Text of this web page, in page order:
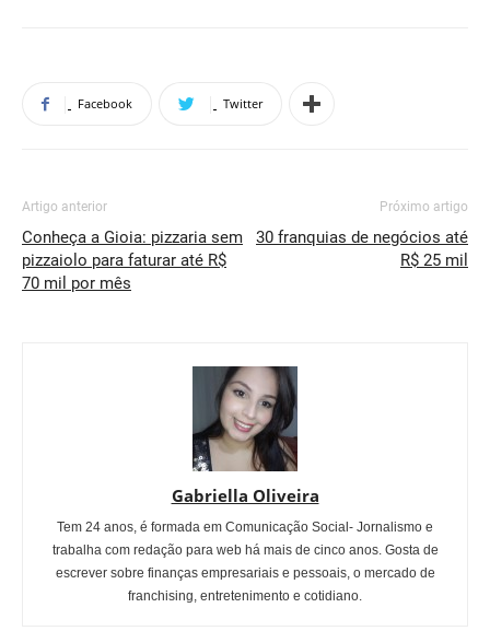
Facebook Twitter
Artigo anterior
Conheça a Gioia: pizzaria sem
pizzaiolo para faturar até R$
70 mil por mês
Próximo artigo
30 franquias de negócios até
R$ 25 mil
Gabriella Oliveira
Tem 24 anos, é formada em Comunicação Social- Jornalismo e
trabalha com redação para web há mais de cinco anos. Gosta de
escrever sobre finanças empresariais e pessoais, o mercado de
franchising, entretenimento e cotidiano.